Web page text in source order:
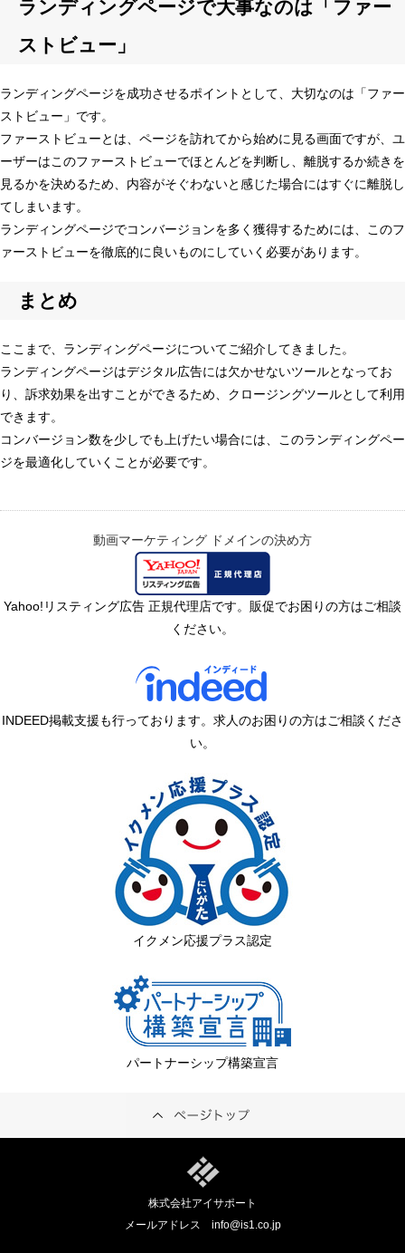
ランディングページで大事なのは「ファー
ストビュー」
ランディングページを成功させるポイントとして、大切なのは「ファー
ストビュー」です。
ファーストビューとは、ページを訪れてから始めに見る画面ですが、ユ
ーザーはこのファーストビューでほとんどを判断し、離脱するか続きを
見るかを決めるため、内容がそぐわないと感じた場合にはすぐに離脱し
てしまいます。
ランディングページでコンバージョンを多く獲得するためには、このフ
ァーストビューを徹底的に良いものにしていく必要があります。
まとめ
ここまで、ランディングページについてご紹介してきました。
ランディングページはデジタル広告には欠かせないツールとなってお
り、訴求効果を出すことができるため、クロージングツールとして利用
できます。
コンバージョン数を少しでも上げたい場合には、このランディングペー
ジを最適化していくことが必要です。
動画マーケティング ドメインの決め方
Yahoo!リスティング広告 正規代理店です。販促でお困りの方はご相談
ください。
INDEED掲載支援も行っております。求人のお困りの方はご相談くださ
い。
イクメン応援プラス認定
パートナーシップ構築宣言
株式会社アイサポート
メールアドレス info@is1.co.jp